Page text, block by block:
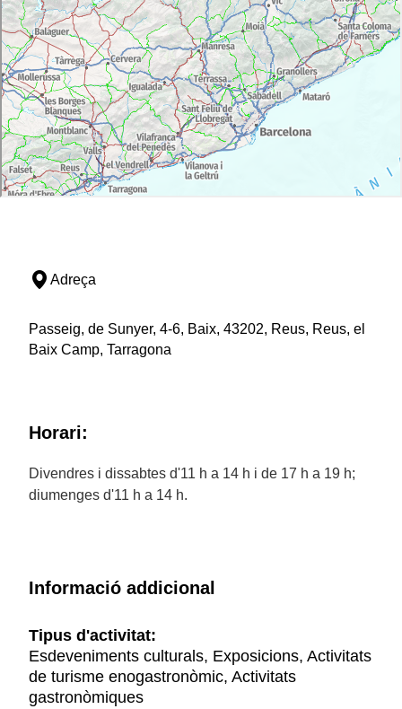
Adreça
Passeig, de Sunyer, 4-6, Baix, 43202, Reus, Reus, el
Baix Camp, Tarragona
Horari:
Divendres i dissabtes d'11 h a 14 h i de 17 h a 19 h;
diumenges d'11 h a 14 h.
Informació addicional
Tipus d'activitat:
Esdeveniments culturals, Exposicions, Activitats
de turisme enogastronòmic, Activitats
gastronòmiques